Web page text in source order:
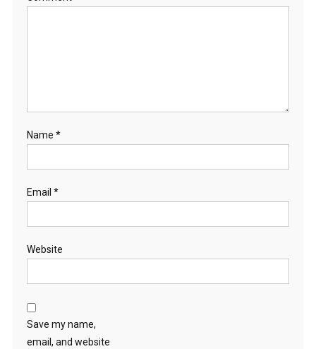
Name *
Email *
Website
Save my name,
email, and website